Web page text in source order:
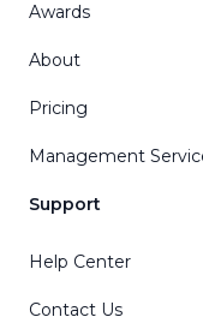
Awards
About
Pricing
Management
Support
Help Center
Contact Us